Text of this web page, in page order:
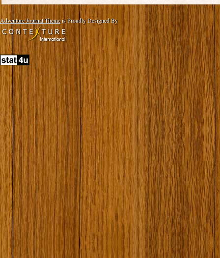
Adventure Journal Themeis Proudly Designed By